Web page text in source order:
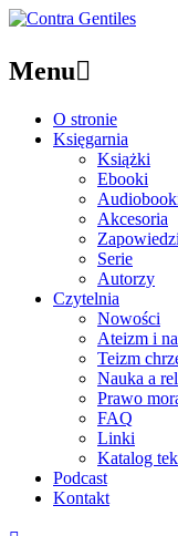
Menu
O stronie
Księgarnia
Książki
Ebooki
Akcesoria
Zapowiedzi
Serie
Autorzy
Czytelnia
Nowości
Ateizm i
Teizm
Nauka a
Prawo
FAQ
Linki
Katalog
Podcast
Kontakt